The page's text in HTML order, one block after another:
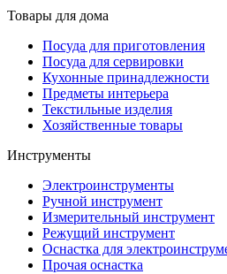
Товары для дома
Посуда для приготовления
Посуда для сервировки
Кухонные принадлежности
Предметы интерьера
Текстильные изделия
Хозяйственные товары
Инструменты
Электроинструменты
Ручной инструмент
Измерительный инструмент
Режущий инструмент
Оснастка для
Прочая оснастка